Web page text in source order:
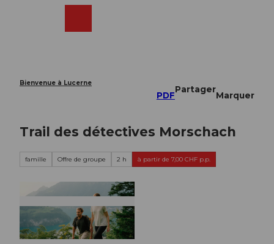
Bienvenue à Lucerne
PDF
Partager
Marquer
Trail des détectives Morschach
famille Offre de groupe 2 h à partir de 7,00 CHF p.p.